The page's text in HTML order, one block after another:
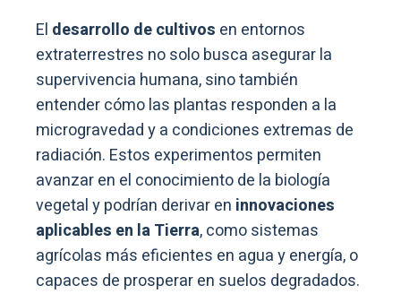
El desarrollo de cultivos en entornos
extraterrestres no solo busca asegurar la
supervivencia humana, sino también
entender cómo las plantas responden a la
microgravedad y a condiciones extremas de
radiación. Estos experimentos permiten
avanzar en el conocimiento de la biología
vegetal y podrían derivar en innovaciones
aplicables en la Tierra, como sistemas
agrícolas más eficientes en agua y energía, o
capaces de prosperar en suelos degradados.